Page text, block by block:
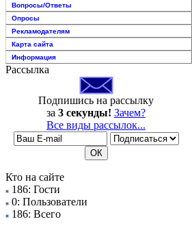
Вопросы/Ответы
Опросы
Рекламодателям
Карта сайта
Информация
Рассылка
Подпишись на рассылку
за 3 секунды! Зачем?
Все виды рассылок...
Кто на сайте
186: Гости
0: Пользователи
186: Всего